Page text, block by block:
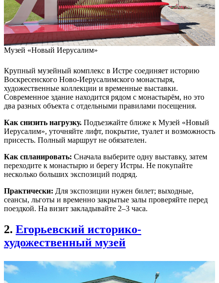
Музей «Новый Иерусалим»
Крупный музейный комплекс в Истре соединяет историю
Воскресенского Ново-Иерусалимского монастыря,
художественные коллекции и временные выставки.
Современное здание находится рядом с монастырём, но это
два разных объекта с отдельными правилами посещения.
Как снизить нагрузку. Подъезжайте ближе к Музей «Новый
Иерусалим», уточняйте лифт, покрытие, туалет и возможность
присесть. Полный маршрут не обязателен.
Как спланировать: Сначала выберите одну выставку, затем
переходите к монастырю и берегу Истры. Не покупайте
несколько больших экспозиций подряд.
Практически: Для экспозиции нужен билет; выходные,
сеансы, льготы и временно закрытые залы проверяйте перед
поездкой. На визит закладывайте 2–3 часа.
2. Егорьевский историко-
художественный музей